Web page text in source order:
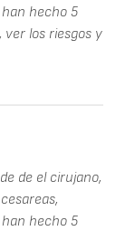
hecho 5
ver los riesgos y
de el cirujano,
hecho 5